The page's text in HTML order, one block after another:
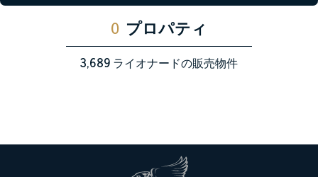
0 プロパティ
3,689ライオナードの販売物件